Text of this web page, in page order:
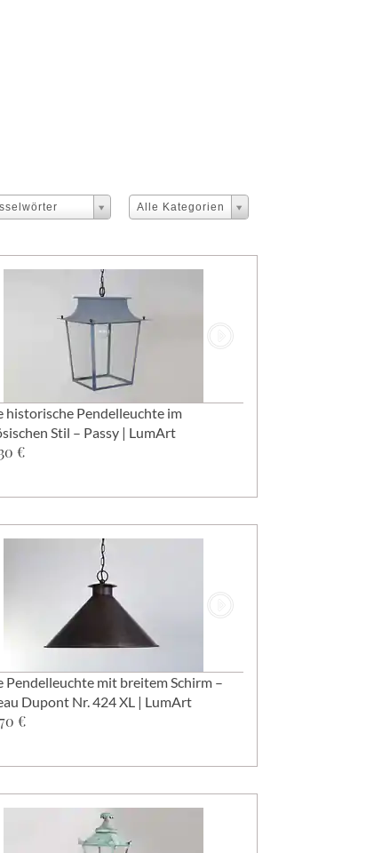
Alle Kategorien
historische Pendelleuchte im
Stil – Passy | LumArt
€
Pendelleuchte mit breitem Schirm –
Dupont Nr. 424 XL | LumArt
€